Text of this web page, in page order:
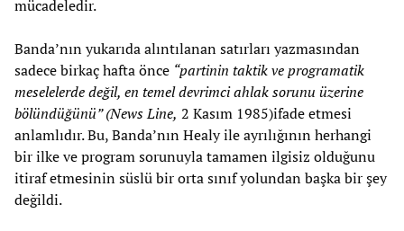
mücadeledir.
Banda’nın yukarıda alıntılanan satırları yazmasından
sadece birkaç hafta önce “partinin taktik ve programatik
meselelerde değil, en temel devrimci ahlak sorunu üzerine
bölündüğünü” (News Line, 2 Kasım 1985)ifade etmesi
anlamlıdır. Bu, Banda’nın Healy ile ayrılığının herhangi
bir ilke ve program sorunuyla tamamen ilgisiz olduğunu
itiraf etmesinin süslü bir orta sınıf yolundan başka bir şey
değildi.